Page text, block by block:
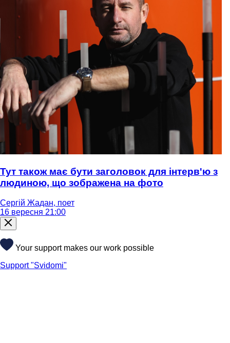
Тут також має бути заголовок для інтерв'ю з
людиною, що зображена на фото
Сергій Жадан, поет
16 вересня 21:00
Your support makes our work possible
Support "Svidomi"